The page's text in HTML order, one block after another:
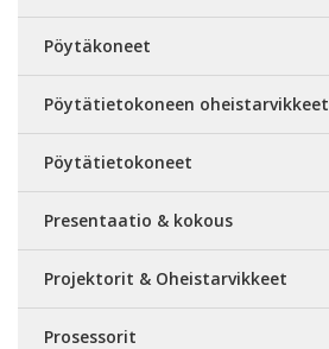
Pöytäkoneet
Pöytätietokoneen oheistarvikkeet
Pöytätietokoneet
Presentaatio & kokous
Projektorit & Oheistarvikkeet
Prosessorit